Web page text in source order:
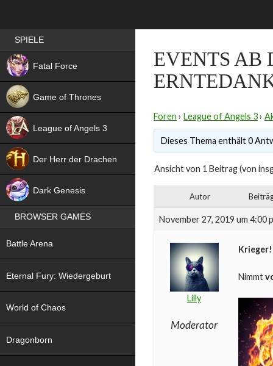
EVENTS AB
Foren › League of Angels 3›
Dieses Thema enthält 0
Ansicht von 1 Beitrag (von
Autor
November 27, 2019 um 4:00
Lilly
Moderator
Krieger!
Nimmt
Best RPG games in Germany
SPIELE
Fatal Force
Game of Thrones
League of Angels 3
Der Herr der Drachen
Dark Genesis
BROWSER GAMES
Battle Arena
Eternal Fury: Wiedergeburt
World of Chaos
Dragonborn